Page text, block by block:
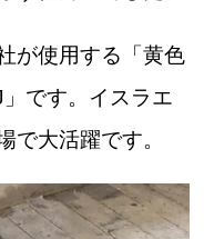
が使用する「黄色
です。イスラエ
で大活躍です。